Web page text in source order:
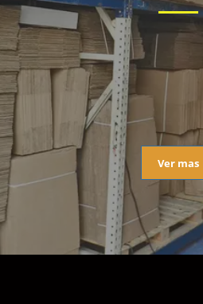
Ver mas